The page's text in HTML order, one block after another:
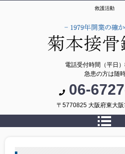
救護活動
電話受付時間（平日
急患の方は随
06-
〒5770825 大阪府東大